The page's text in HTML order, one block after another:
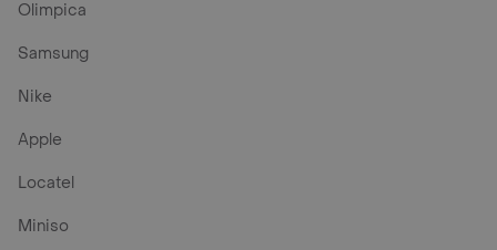
Olimpica
Samsung
Nike
Apple
Locatel
Miniso